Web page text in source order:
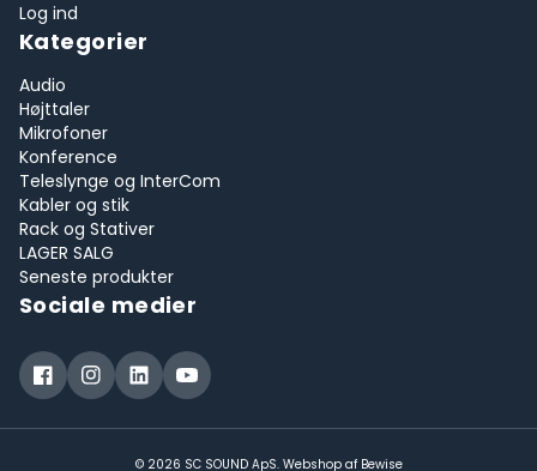
Log ind
Kategorier
Audio
Højttaler
Mikrofoner
Konference
Teleslynge og InterCom
Kabler og stik
Rack og Stativer
LAGER SALG
Seneste produkter
Sociale medier
© 2026 SC SOUND ApS. Webshop af Bewise